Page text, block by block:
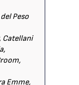
Peso
Catellani
Emme,